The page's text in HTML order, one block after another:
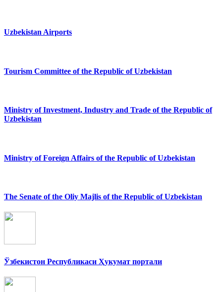
Uzbekistan Airports
Tourism Committee of the Republic of Uzbekistan
Ministry of Investment, Industry and Trade of the Republic of
Uzbekistan
Ministry of Foreign Affairs of the Republic of Uzbekistan
The Senate of the Oliy Majlis of the Republic of Uzbekistan
Ўзбекистон Республикаси Ҳукумат портали